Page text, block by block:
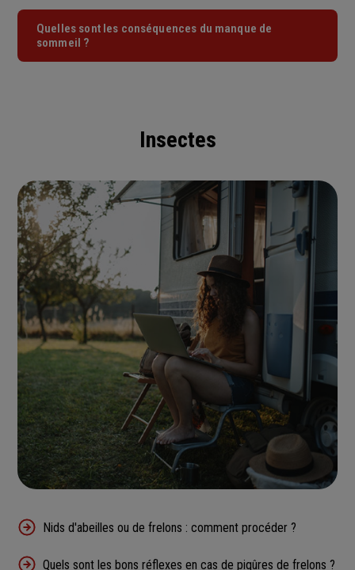
Quelles sont les conséquences du manque de
sommeil ?
Insectes
Nids d'abeilles ou de frelons : comment procéder ?
Quels sont les bons réflexes en cas de piqûres de frelons ?